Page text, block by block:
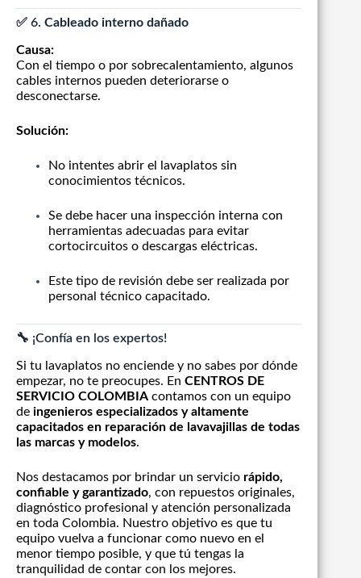
✅ 6. Cableado interno dañado
Causa:
Con el tiempo o por sobrecalentamiento, algunos
cables internos pueden deteriorarse o
desconectarse.
Solución:
No intentes abrir el lavaplatos sin
conocimientos técnicos.
Se debe hacer una inspección interna con
herramientas adecuadas para evitar
cortocircuitos o descargas eléctricas.
Este tipo de revisión debe ser realizada por
personal técnico capacitado.
🔧 ¡Confía en los expertos!
Si tu lavaplatos no enciende y no sabes por dónde
empezar, no te preocupes. En CENTROS DE
SERVICIO COLOMBIA contamos con un equipo
de ingenieros especializados y altamente
capacitados en reparación de lavavajillas de todas
las marcas y modelos.
Nos destacamos por brindar un servicio rápido,
confiable y garantizado, con repuestos originales,
diagnóstico profesional y atención personalizada
en toda Colombia. Nuestro objetivo es que tu
equipo vuelva a funcionar como nuevo en el
menor tiempo posible, y que tú tengas la
tranquilidad de contar con los mejores.